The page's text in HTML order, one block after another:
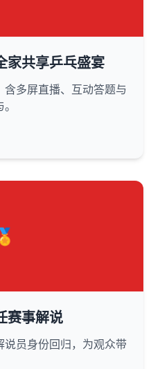
家共享乒乓盛宴
多屏直播、互动答题与
赛事解说
员身份回归，为观众带